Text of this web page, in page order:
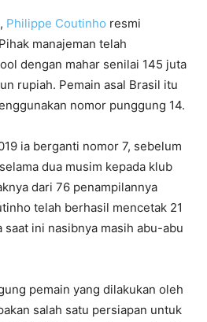
Philippe Coutinho resmi
manajeman telah
dengan mahar senilai 145 juta
rupiah. Pemain asal Brasil itu
nomor punggung 14.
ia berganti nomor 7, sebelum
dua musim kepada klub
dari 76 penampilannya
telah berhasil mencetak 21
saat ini nasibnya masih abu-abu
pemain yang dilakukan oleh
salah satu persiapan untuk